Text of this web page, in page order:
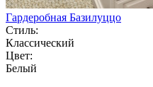
Гардеробная Базилуццо
Стиль:
Классический
Цвет:
Белый